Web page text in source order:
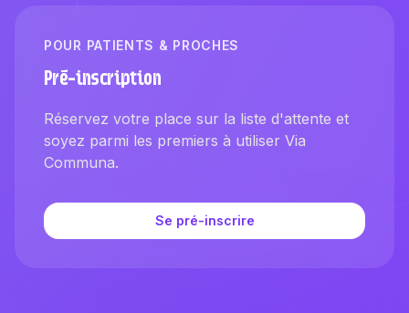
POUR PATIENTS & PROCHES
Pré-inscription
Réservez votre place sur la liste d'attente et
soyez parmi les premiers à utiliser Via
Communa.
Se pré-inscrire